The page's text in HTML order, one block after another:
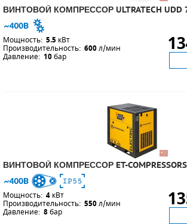
ВИНТОВОЙ КОМПРЕССОР ULTRATECH UDD
Мощность: 5.5 кВт
Производительность: 600л/мин
Давление: 10бар
ВИНТОВОЙ КОМПРЕССОР ET-COMPRESSORS
Мощность: 4 кВт
Производительность: 550л/мин
Давление: 8бар